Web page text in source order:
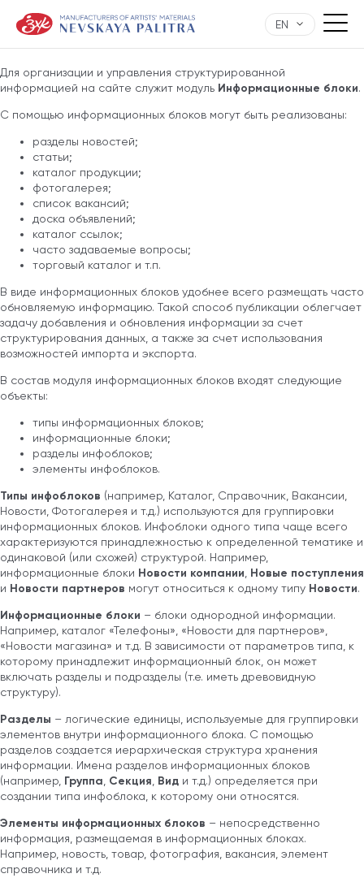
EN
Для организации и управления структурированной
информацией на сайте служит модуль Информационные блоки.
С помощью информационных блоков могут быть реализованы:
разделы новостей;
статьи;
каталог продукции;
фотогалерея;
список вакансий;
доска объявлений;
каталог ссылок;
часто задаваемые вопросы;
торговый каталог и т.п.
В виде информационных блоков удобнее всего размещать часто
обновляемую информацию. Такой способ публикации облегчает
задачу добавления и обновления информации за счет
структурирования данных, а также за счет использования
возможностей импорта и экспорта.
В состав модуля информационных блоков входят следующие
объекты:
типы информационных блоков;
информационные блоки;
разделы инфоблоков;
элементы инфоблоков.
Типы инфоблоков (например, Каталог, Справочник, Вакансии,
Новости, Фотогалерея и т.д.) используются для группировки
информационных блоков. Инфоблоки одного типа чаще всего
характеризуются принадлежностью к определенной тематике и
одинаковой (или схожей) структурой. Например,
информационные блоки Новости компании Новые поступления
и Новости партнеров могут относиться к одному типу Новости.
Информационные блоки – блоки однородной информации.
Например, каталог «Телефоны», «Новости для партнеров»,
«Новости магазина» и т.д. В зависимости от параметров типа, к
которому принадлежит информационный блок, он может
включать разделы и подразделы (т.е. иметь древовидную
структуру).
Разделы – логические единицы, используемые для группировки
элементов внутри информационного блока. С помощью
разделов создается иерархическая структура хранения
информации. Имена разделов информационных блоков
(например, Группа Секция Вид и т.д.) определяется при
создании типа инфоблока, к которому они относятся.
Элементы информационных блоков – непосредственно
информация, размещаемая в информационных блоках.
Например, новость, товар, фотография, вакансия, элемент
справочника и т.д.